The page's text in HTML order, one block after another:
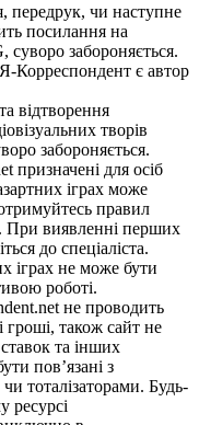
передрук, чи наступне
посилання на
суворо забороняється.
Корреспондент є автор
відтворення
творів
забороняється.
призначені для осіб
іграх може
правил
При виявленні перших
до спеціаліста.
іграх не може бути
роботі.
не проводить
гроші, також сайт не
та інших
пов’язані з
тоталізаторами. Будь-
ресурсі